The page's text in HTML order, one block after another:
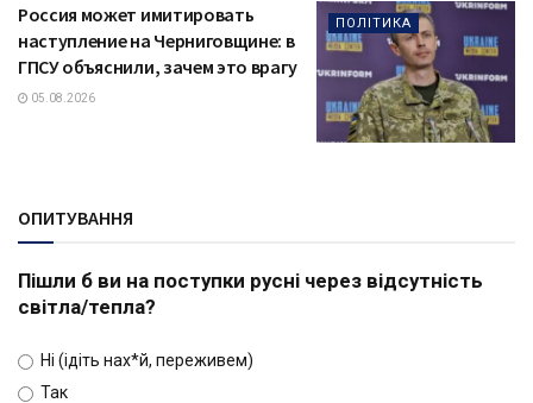
ПОЛІТИКА
Россия может имитировать
наступление на Черниговщине: в
ГПСУ объяснили, зачем это врагу
05.08.2026
ОПИТУВАННЯ
Пішли б ви на поступки русні через відсутність
світла/тепла?
Ні (ідіть нах*й, переживем)
Так